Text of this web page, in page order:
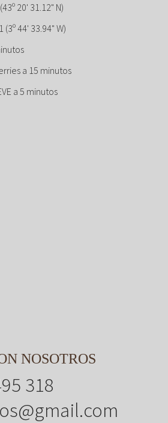
20' 31.12" N)
44' 33.94" W)
a 15 minutos
a 5 minutos
NOSOTROS
318